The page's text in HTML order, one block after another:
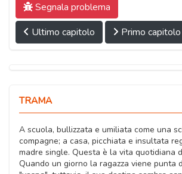
Segnala problema
Ultimo capitolo
Primo capitolo
TRAMA
A scuola, bullizzata e umiliata come una
compagne; a casa, picchiata e insultata
madre single. Questa è la vita quotidiana
Quando un giorno la ragazza viene punta